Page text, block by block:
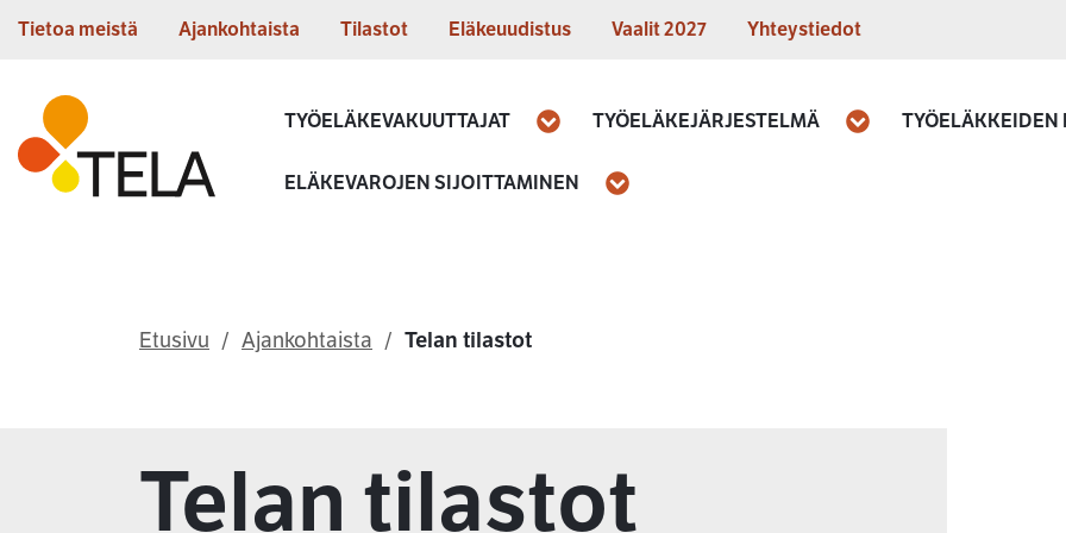
Siirry sisältöön
Tietoa meistä Ajankohtaista Tilastot Eläkeuudistus Vaalit 2027 Yhteystiedot
Etusivu
TYÖELÄKEVAKUUTTAJAT Avaa TYÖELÄKEJÄRJESTELMÄ Avaa TYÖELÄKKEIDEN
ELÄKEVAROJEN SIJOITTAMINEN Avaa
Etusivu Ajankohtaista Telan tilastot
Telan tilastot